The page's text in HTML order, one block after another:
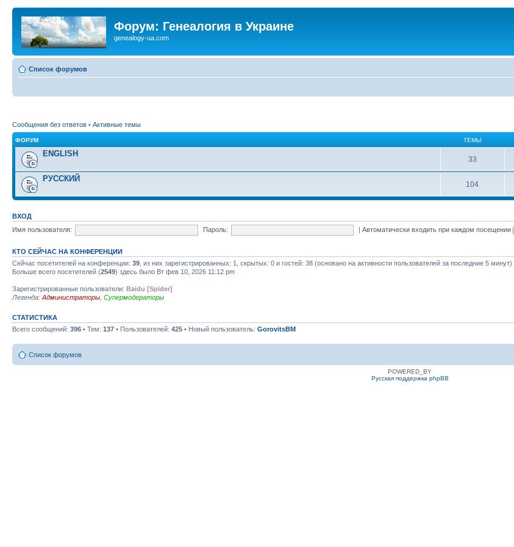
Форум: Генеалогия в Украине
genealogy-ua.com
Список форумов
Сообщения без ответов • Активные темы
ФОРУМ ТЕМЫ
ENGLISH
33
РУССКИЙ
104
ВХОД
Имя пользователя:
Пароль: |Автоматически входить при каждом посещении
КТО СЕЙЧАС НА КОНФЕРЕНЦИИ
Сейчас посетителей на конференции: 39 , из них зарегистрированных: 1, скрытых: 0 и гостей: 38 (основано на активности пользователей за последние 5 минут)
Больше всего посетителей (2549) здесь было Вт фев 10, 2026 11:12 pm
Зарегистрированные пользователи: Baidu [Spider]
Легенда: Администраторы Супермодераторы
СТАТИСТИКА
Всего сообщений: 396 • Тем: 137 • Пользователей: 425 • Новый пользователь: GorovitsBM
Список форумов
POWERED_BY
Русская поддержка phpBB